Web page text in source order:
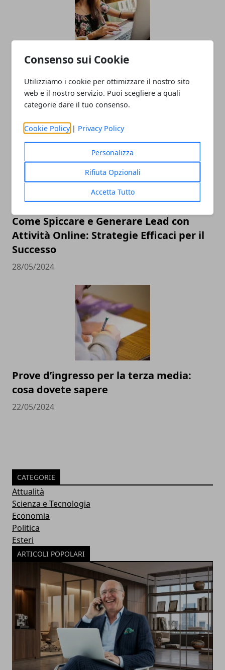
Consenso sui Cookie
Utilizziamo i cookie per ottimizzare il nostro sito
web e il nostro servizio. Puoi scegliere a quali
categorie dare il tuo consenso.
Cookie Policy | Privacy Policy
Personalizza
Rifiuta Opzionali
Accetta Tutto
L'importanza della salute e sicurezza
nei lavori a turno
04/11/2024
Come Spiccare e Generare Lead con
Attività Online: Strategie Efficaci per il
Successo
28/05/2024
Prove d’ingresso per la terza media:
cosa dovete sapere
22/05/2024
CATEGORIE
Attualità
Scienza e Tecnologia
Economia
Politica
Esteri
ARTICOLI POPOLARI